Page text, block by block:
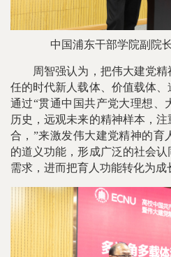
中国浦东干部学院副院
周智强认为，把伟大建党精
任的时代新人载体、价值载体
通过“贯通中国共产党大理想、
历史，远观未来的精神样本，
合，”来激发伟大建党精神的育
的道义功能，形成广泛的社会
需求，进而把育人功能转化为成